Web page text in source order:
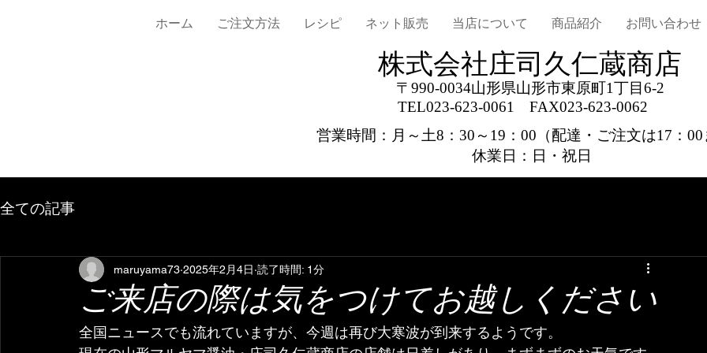
ホーム ご注文方法 レシピ ネット販売 当店について 商品紹介 お問い合わせ
株式会社庄司久仁蔵商店
〒990-0034山形県山形市東原町1丁目6-2
TEL023-623-0061 FAX023-623-0062
営業時間：月～土8：30～19：00 （配達・ご注文は17：00
休業日：日・祝日
全ての記事
ご来店の際は気をつけてお越しください
maruyama73 2025年2月4日 読了時間: 1分
全国ニュースでも流れていますが、今週は再び大寒波が到来するようです。